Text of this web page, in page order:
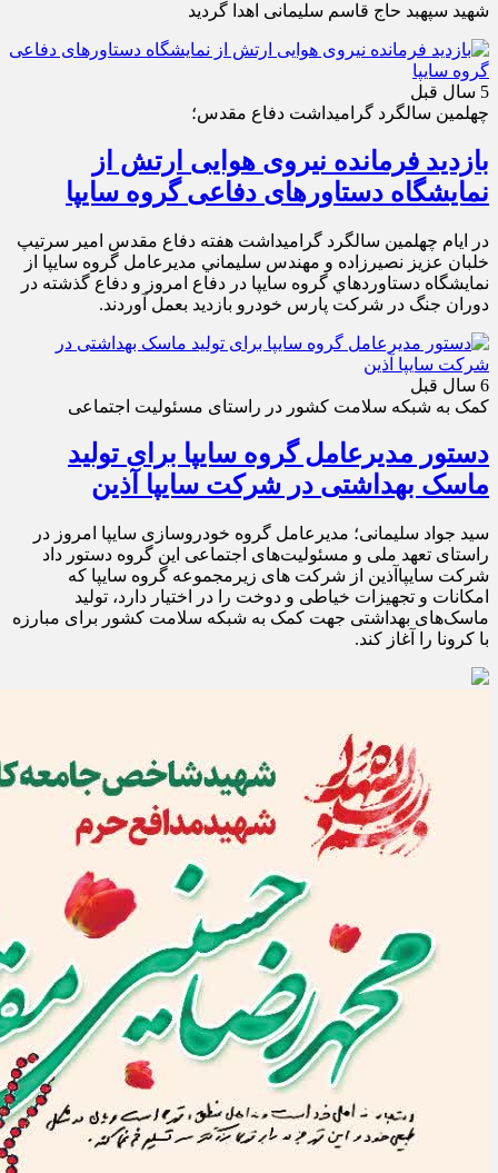
شهید سپهبد حاج قاسم سلیمانی اهدا گردید
5 سال قبل
چهلمين سالگرد گراميداشت دفاع مقدس؛
بازدید فرمانده نیروی هوایی ارتش از
نمایشگاه دستاورهای دفاعی گروه سایپا
در ايام چهلمين سالگرد گراميداشت هفته دفاع مقدس امير سرتيپ
خلبان عزيز نصيرزاده و مهندس سليماني مديرعامل گروه سايپا از
نمايشگاه دستاوردهاي گروه سايپا در دفاع امروز و دفاع گذشته در
دوران جنگ در شركت پارس خودرو بازديد بعمل آوردند.
6 سال قبل
کمک به شبکه سلامت کشور در راستای مسئولیت اجتماعی
دستور مدیرعامل گروه سایپا برای تولید
ماسک بهداشتی در شرکت سایپا آذین
سید جواد سلیمانی؛ مدیرعامل گروه خودروسازی سایپا امروز در
راستای تعهد ملی و مسئولیت‌های اجتماعی این گروه دستور داد
شرکت سایپاآذین از شرکت های زیرمجموعه گروه سایپا که
امکانات و تجهیزات خیاطی و دوخت را در اختیار دارد، تولید
ماسک‌های بهداشتی جهت کمک به شبکه سلامت کشور برای مبارزه
با کرونا را آغاز کند.